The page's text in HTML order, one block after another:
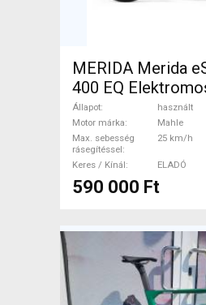
MERIDA Merida
400 EQ
Mahle használt
Állapot
használt
Motor márka
Mahle
Max. sebesség
rásegítéssel
25 km/h
Keres / Kínál ELADÓ
590 000 Ft